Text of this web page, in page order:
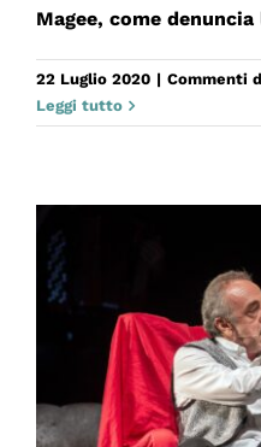
Magee, come
22 Luglio 2020 | Commenti
Leggi tutto